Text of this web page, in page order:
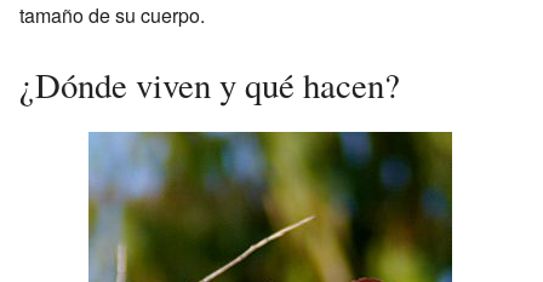
tamaño de su cuerpo.
¿Dónde viven y qué hacen?